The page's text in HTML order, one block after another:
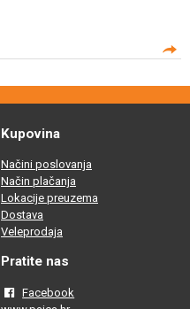
Kupovina
Načini poslovanja
Način plačanja
Lokacije preuzema
Dostava
Veleprodaja
Pratite nas
Facebook